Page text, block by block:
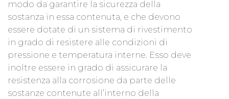
modo da garantire la sicurezza della
sostanza in essa contenuta, e che devono
essere dotate di un sistema di rivestimento
in grado di resistere alle condizioni di
pressione e temperatura interne. Esso deve
inoltre essere in grado di assicurare la
resistenza alla corrosione da parte delle
sostanze contenute all’interno della